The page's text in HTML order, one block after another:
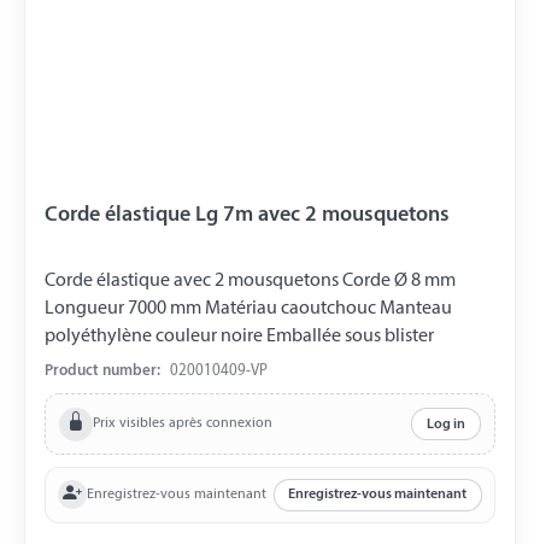
Corde élastique Lg 7m avec 2 mousquetons
Corde élastique avec 2 mousquetons Corde Ø 8 mm
Longueur 7000 mm Matériau caoutchouc Manteau
polyéthylène couleur noire Emballée sous blister
Product number: 020010409-VP
Prix visibles après connexion Log in
Enregistrez-vous maintenant Enregistrez-vous maintenant